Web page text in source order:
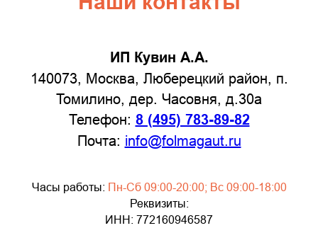
ИП Кувин А.А.
140073, Москва, Люберецкий район, п.
Томилино, дер. Часовня, д.30а
Телефон: 8 (495) 783-89-82
Почта: info@folmagaut.ru
Часы работы: Пн-Сб 09:00-20:00; Вс 09:00-18:00
Реквизиты:
ИНН: 772160946587